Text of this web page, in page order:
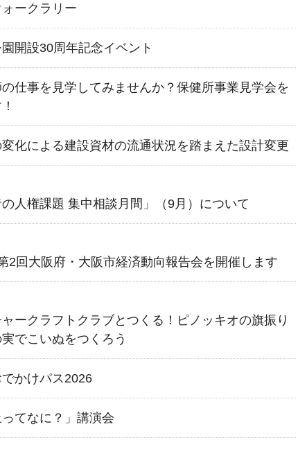
ークラリー
開設30周年記念イベント
仕事を見学してみませんか？保健所事業見学会を
化による建設資材の流通状況を踏まえた設計変更
の人権課題 集中相談月間」（9月）について
2回大阪府・大阪市経済動向報告会を開催します
ークラフトクラブとつくる！ピノッキオの旗振り
でこいぬをつくろう
かけパス2026
ってなに？」講演会